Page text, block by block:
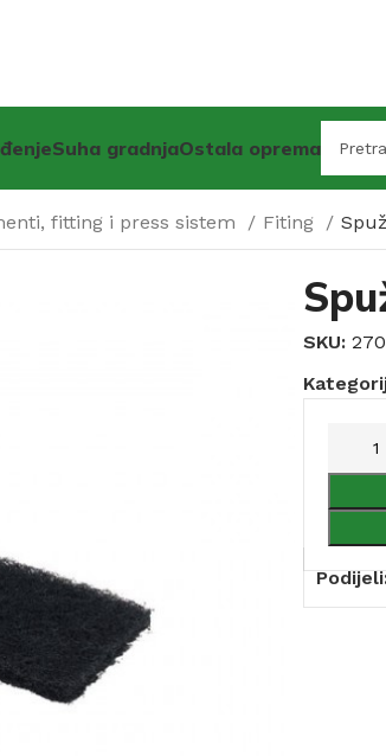
Suha gradnjaOstala oprema
fitting i press sistem Fiting
SKU: